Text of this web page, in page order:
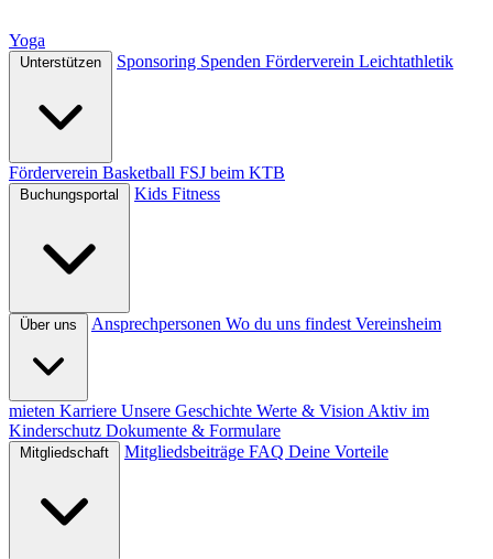
Yoga
Unterstützen Sponsoring Spenden Förderverein Leichtathletik
Förderverein Basketball FSJ beim KTB
Buchungsportal Kids Fitness
Über uns Ansprechpersonen Wo du uns findest Vereinsheim
mieten Karriere Unsere Geschichte Werte & Vision Aktiv im
Kinderschutz Dokumente & Formulare
Mitgliedschaft Mitgliedsbeiträge FAQ Deine Vorteile